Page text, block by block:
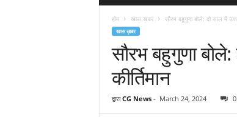
होम खास ख़बर सौरभ बहुगुणा बोले: दो साल में
खास ख़बर
सौरभ बहुगुणा
कीर्तिमान
द्वारा CG News- March 24, 2024 0